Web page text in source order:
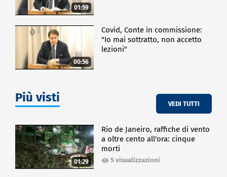
01:59
00:56
Covid, Conte in commissione:
"Io mai sottratto, non accetto
lezioni"
Più visti VEDI TUTTI
01:29
Rio de Janeiro, raffiche di vento
a oltre cento all'ora: cinque
morti
5 visualizzazioni